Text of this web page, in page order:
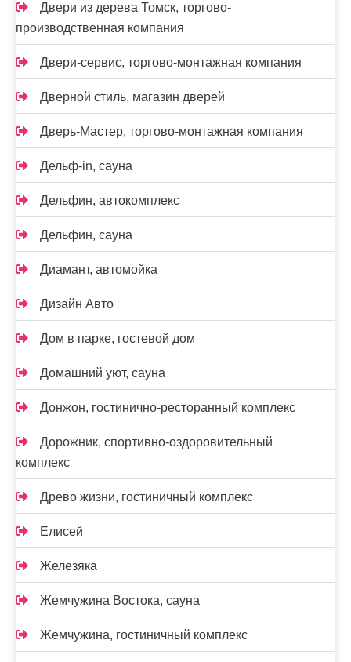
Двери из дерева Томск, торгово-
производственная компания
Двери-сервис, торгово-монтажная компания
Дверной стиль, магазин дверей
Дверь-Мастер, торгово-монтажная компания
Дельф-in, сауна
Дельфин, автокомплекс
Дельфин, сауна
Диамант, автомойка
Дизайн Авто
Дом в парке, гостевой дом
Домашний уют, сауна
Донжон, гостинично-ресторанный комплекс
Дорожник, спортивно-оздоровительный
комплекс
Древо жизни, гостиничный комплекс
Елисей
Железяка
Жемчужина Востока, сауна
Жемчужина, гостиничный комплекс